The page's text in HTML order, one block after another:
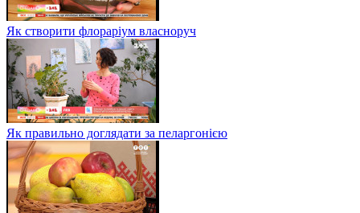
Як створити флораріум власноруч
Як правильно доглядати за пеларгонією